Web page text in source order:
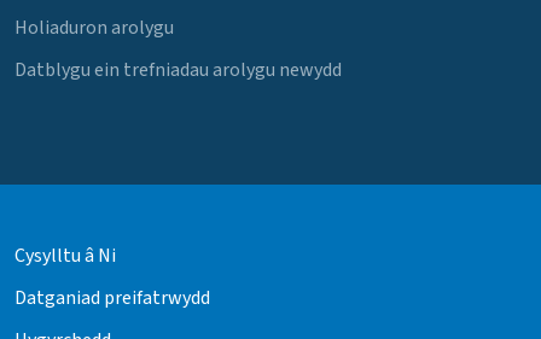
Holiaduron arolygu
Datblygu ein trefniadau arolygu newydd
Cysylltu â Ni
Datganiad preifatrwydd